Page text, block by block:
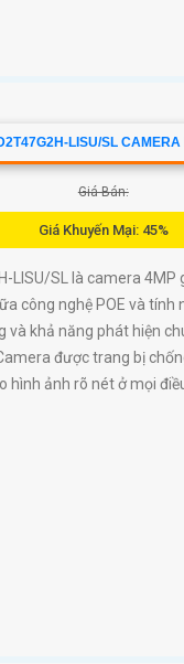
LISU/SL CAMERA
Giá Bán:
Giá Khuyến Mại: 45%
LISU/SL là camera 4MP
công nghệ POE và tính
và khả năng phát hiện
được trang bị
hình ảnh rõ nét ở mọi